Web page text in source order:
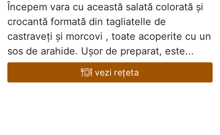
Începem vara cu această salată colorată și
crocantă formată din tagliatelle de
castraveți și morcovi , toate acoperite cu un
sos de arahide. Ușor de preparat, este...
vezi rețeta